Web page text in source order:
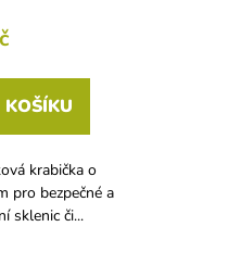
krabička o
pro bezpečné a
sklenic či...